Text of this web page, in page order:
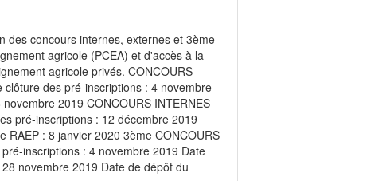
des concours internes, externes et 3ème
agricole (PCEA) et d'accès à la
agricole privés. CONCOURS
clôture des pré-inscriptions : 4 novembre
2019 CONCOURS INTERNES
pré-inscriptions : 12 décembre 2019
RAEP : 8 janvier 2020 3ème CONCOURS
inscriptions : 4 novembre 2019 Date
novembre 2019 Date de dépôt du